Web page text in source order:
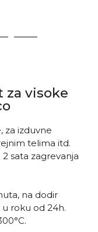
5
za visoke
za izduvne
telima itd.
sata zagrevanja
na dodir
roku od 24h.